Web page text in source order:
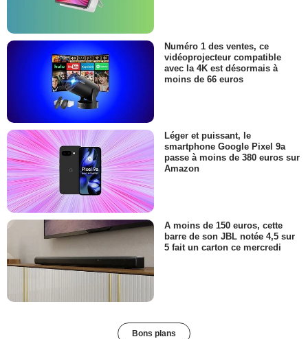
Numéro 1 des ventes, ce
vidéoprojecteur compatible
avec la 4K est désormais à
moins de 66 euros
Léger et puissant, le
smartphone Google Pixel 9a
passe à moins de 380 euros sur
Amazon
A moins de 150 euros, cette
barre de son JBL notée 4,5 sur
5 fait un carton ce mercredi
Bons plans